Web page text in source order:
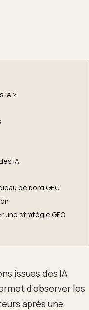
IA ?
IA
de bord GEO
une stratégie GEO
issues des IA
d’observer les
après une